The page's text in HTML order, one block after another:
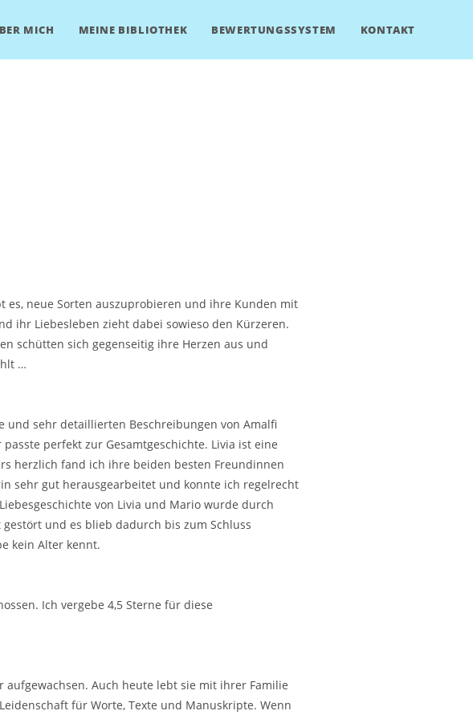
MICH MEINE BIBLIOTHEK BEWERTUNGSSYSTEM KONTAKT
neue Sorten auszuprobieren und ihre Kunden mit
ihr Liebesleben zieht dabei sowieso den Kürzeren.
schütten sich gegenseitig ihre Herzen aus und
…
sehr detaillierten Beschreibungen von Amalfi
perfekt zur Gesamtgeschichte. Livia ist eine
herzlich fand ich ihre beiden besten Freundinnen
sehr gut herausgearbeitet und konnte ich regelrecht
von Livia und Mario wurde durch
und es blieb dadurch bis zum Schluss
kein Alter kennt.
Ich vergebe 4,5 Sterne für diese
Auch heute lebt sie mit ihrer Familie
für Worte, Texte und Manuskripte. Wenn